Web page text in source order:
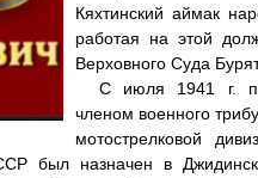
Кяхтинский аймак
работая на этой
Верховного Суда
С июля 1941 г.
членом военного
мотострелковой
был назначен в